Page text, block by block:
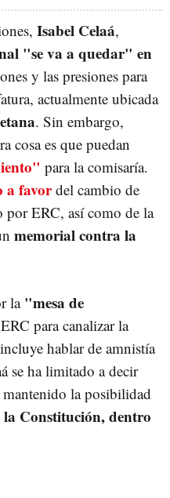
Isabel Celaá,
"se va a quedar" en
y las presiones para
actualmente ubicada
. Sin embargo,
cosa es que puedan
para la comisaría.
a favordel cambio de
por ERC, así como de la
memorial contra la
la"mesa de
para canalizar la
hablar de amnistía
se ha limitado a decir
la posibilidad
Constitución, dentro